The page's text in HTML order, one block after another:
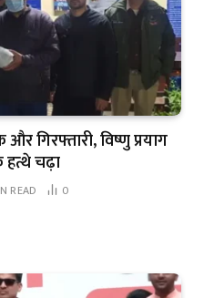
गिरफ्तारी, विष्णु प्रयाग
हत्थे चढ़ा
READ 0